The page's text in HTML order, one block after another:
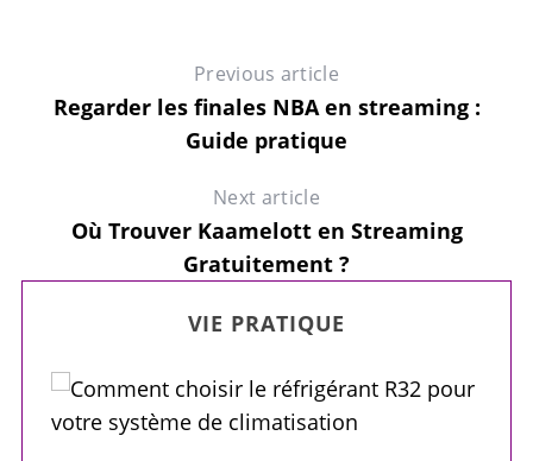
Previous article
Regarder les finales NBA en streaming :
Guide pratique
Next article
Où Trouver Kaamelott en Streaming
Gratuitement ?
VIE PRATIQUE